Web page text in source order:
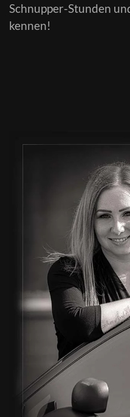
Schnupper-­Stunden
kennen!